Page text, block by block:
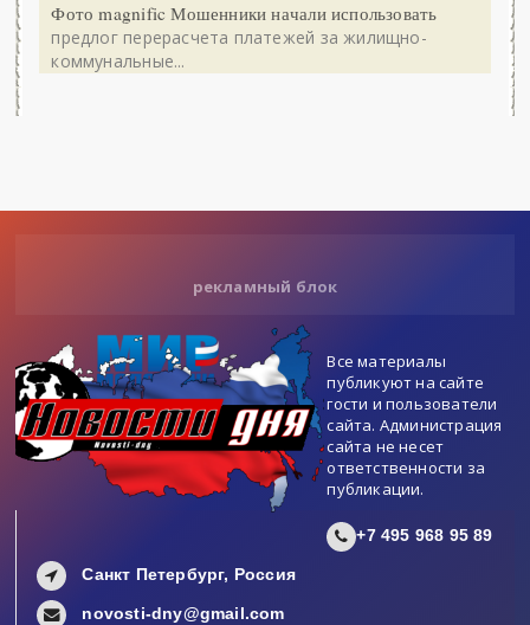
Фото magnific Мошенники начали использовать
предлог перерасчета платежей за жилищно-
коммунальные...
рекламный блок
Все материалы
публикуют на сайте
гости и пользователи
сайта. Администрация
сайта не несет
ответственности за
публикации.
+7 495 968 95 89
Санкт Петербург, Россия
novosti-dny@gmail.com